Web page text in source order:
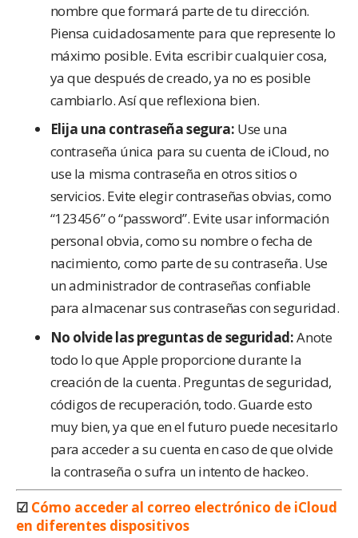
nombre que formará parte de tu dirección.
Piensa cuidadosamente para que represente lo
máximo posible. Evita escribir cualquier cosa,
ya que después de creado, ya no es posible
cambiarlo. Así que reflexiona bien.
Elija una contraseña segura: Use una
contraseña única para su cuenta de iCloud, no
use la misma contraseña en otros sitios o
servicios. Evite elegir contraseñas obvias, como
“123456” o “password”. Evite usar información
personal obvia, como su nombre o fecha de
nacimiento, como parte de su contraseña. Use
un administrador de contraseñas confiable
para almacenar sus contraseñas con seguridad.
No olvide las preguntas de seguridad:Anote
todo lo que Apple proporcione durante la
creación de la cuenta. Preguntas de seguridad,
códigos de recuperación, todo. Guarde esto
muy bien, ya que en el futuro puede necesitarlo
para acceder a su cuenta en caso de que olvide
la contraseña o sufra un intento de hackeo.
☑ Cómo acceder al correo electrónico de iCloud
en diferentes dispositivos